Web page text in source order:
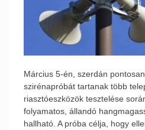
Március 5-én, szerdán
szirénapróbát tartanak több
riasztóeszközök tesztelése
folyamatos, állandó
hallható. A próba célja, hogy